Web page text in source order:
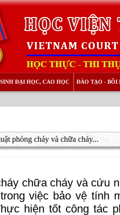
ĐẠI HỌC, CAO HỌC ĐÀO TẠO - BỒI
phòng cháy và chữa cháy...
chữa cháy và cứu
việc bảo vệ tính
hiện tốt công tác